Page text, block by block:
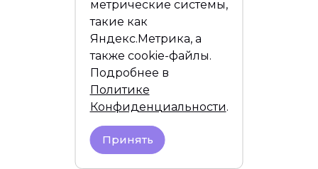
метрические системы,
такие как
Яндекс.Метрика, а
также cookie-файлы.
Подробнее в
Политике
Конфиденциальности.
Принять